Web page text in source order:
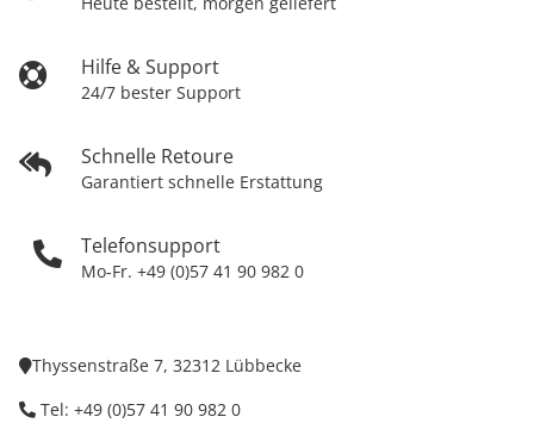
Hilfe & Support
24/7 bester Support
Schnelle Retoure
Garantiert schnelle Erstattung
Telefonsupport
Mo-Fr. +49 (0)57 41 90 982 0
Thyssenstraße 7, 32312 Lübbecke
Tel: +49 (0)57 41 90 982 0